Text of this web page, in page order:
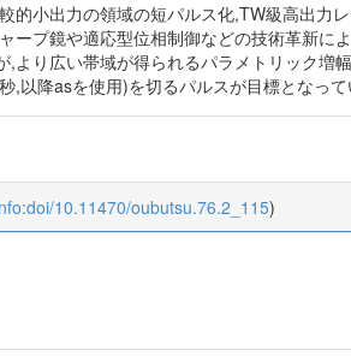
的小出力の領域の短パルス化,TW級高出力
ープ鏡や適応型位相制御などの技術革新に
より広い帯域が得られるパラメトリック増
,以降asを使用)を切るパルスが目標となって
10.11470/oubutsu.76.2_115)